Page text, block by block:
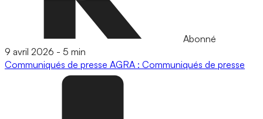
Abonné
9 avril 2026 - 5 min
Communiqués de presse AGRA : Communiqués de presse